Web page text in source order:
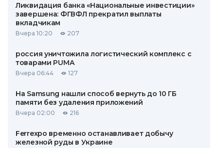
Ликвидация банка «Национальные инвестиции»
завершена: ФГВФЛ прекратил выплаты
вкладчикам
Вчера 10:20 207
россия уничтожила логистический комплекс с
товарами PUMA
Вчера 06:44 127
На Samsung нашли способ вернуть до 10 ГБ
памяти без удаления приложений
Вчера 02:00 216
Ferrexpo временно останавливает добычу
железной руды в Украине